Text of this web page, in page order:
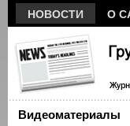
НОВОСТИ О
Видеоматериалы